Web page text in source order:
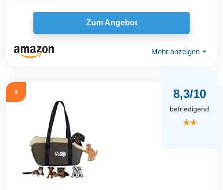
Zum Angebot
Mehr anzeigen ⏷
9 8,3/10
befriedigend
★★